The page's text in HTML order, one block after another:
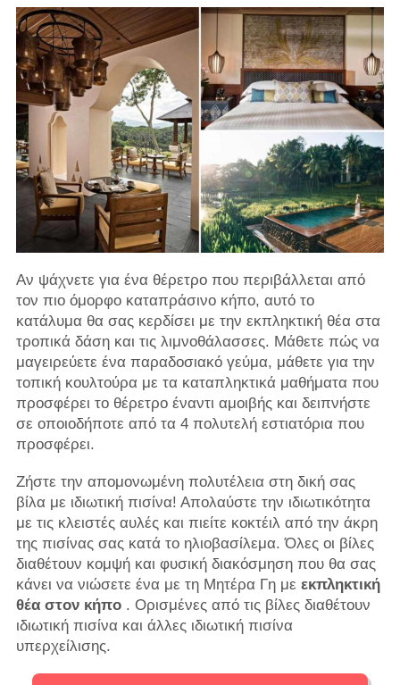
Αν ψάχνετε για ένα θέρετρο που περιβάλλεται από
τον πιο όμορφο καταπράσινο κήπο, αυτό το
κατάλυμα θα σας κερδίσει με την εκπληκτική θέα στα
τροπικά δάση και τις λιμνοθάλασσες. Μάθετε πώς να
μαγειρεύετε ένα παραδοσιακό γεύμα, μάθετε για την
τοπική κουλτούρα με τα καταπληκτικά μαθήματα που
προσφέρει το θέρετρο έναντι αμοιβής και δειπνήστε
σε οποιοδήποτε από τα 4 πολυτελή εστιατόρια που
προσφέρει.
Ζήστε την απομονωμένη πολυτέλεια στη δική σας
βίλα με ιδιωτική πισίνα! Απολαύστε την ιδιωτικότητα
με τις κλειστές αυλές και πιείτε κοκτέιλ από την άκρη
της πισίνας σας κατά το ηλιοβασίλεμα. Όλες οι βίλες
διαθέτουν κομψή και φυσική διακόσμηση που θα σας
κάνει να νιώσετε ένα με τη Μητέρα Γη με εκπληκτική
θέα στον κήπο. Ορισμένες από τις βίλες διαθέτουν
ιδιωτική πισίνα και άλλες ιδιωτική πισίνα
υπερχείλισης.